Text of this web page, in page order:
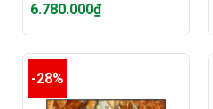
gốc
là:
6.780.000₫
Giá
hiện
là:
6.780.000₫.
-28%